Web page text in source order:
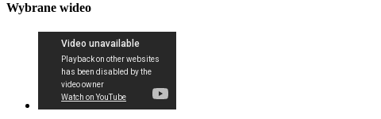
Wybrane wideo